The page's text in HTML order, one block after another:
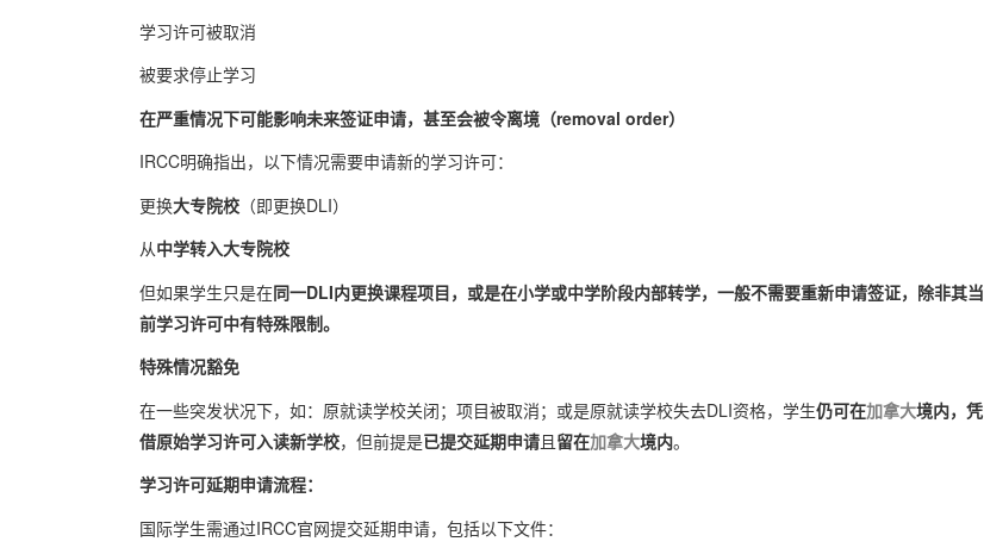
学习许可被取消
被要求停止学习
在严重情况下可能影响未来签证申请，甚至会被令离境（removal order）
IRCC明确指出，以下情况需要申请新的学习许可：
更换大专院校 （即更换DLI）
从中学转入大专院校
但如果学生只是在同一DLI内更换课程项目，或是在小学或中学阶段内部转学，一般不需要重新申请签证，除非其当
前学习许可中有特殊限制。
特殊情况豁免
在一些突发状况下，如：原就读学校关闭；项目被取消；或是原就读学校失去DLI资格，学生仍可在加拿大境内，凭
借原始学习许可入读新学校，但前提是已提交延期申请且留在加拿大境内。
学习许可延期申请流程：
国际学生需通过IRCC官网提交延期申请，包括以下文件：